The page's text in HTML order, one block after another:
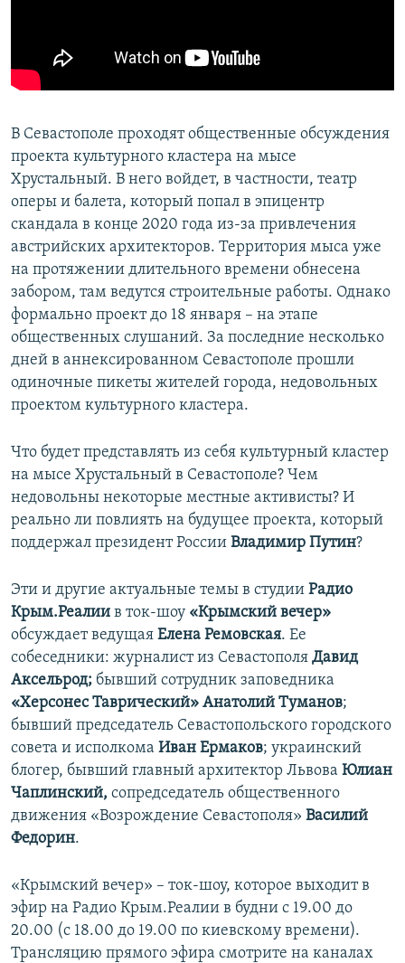
КРЫМ.НЕПОКОРЕННЫЙ
ELIFBE
Все сайты RFE/RL
В Севастополе проходят общественные обсуждения
проекта культурного кластера на мысе
Хрустальный. В него войдет, в частности, театр
оперы и балета, который попал в эпицентр
скандала в конце 2020 года из-за привлечения
австрийских архитекторов. Территория мыса уже
на протяжении длительного времени обнесена
забором, там ведутся строительные работы. Однако
формально проект до 18 января – на этапе
общественных слушаний. За последние несколько
дней в аннексированном Севастополе прошли
одиночные пикеты жителей города, недовольных
проектом культурного кластера.
Что будет представлять из себя культурный кластер
на мысе Хрустальный в Севастополе? Чем
недовольны некоторые местные активисты? И
реально ли повлиять на будущее проекта, который
поддержал президент России Владимир Путин?
Эти и другие актуальные темы в студии Радио
Крым.Реалии в ток-шоу «Крымский вечер»
обсуждает ведущая Елена Ремовская. Ее
собеседники: журналист из Севастополя Давид
Аксельрод; бывший сотрудник заповедника
«Херсонес Таврический» Анатолий Туманов;
бывший председатель Севастопольского городского
совета и исполкома Иван Ермаков; украинский
блогер, бывший главный архитектор Львова Юлиан
Чаплинский, сопредседатель общественного
движения «Возрождение Севастополя» Василий
Федорин.
«Крымский вечер» – ток-шоу, которое выходит в
эфир на Радио Крым.Реалии в будни с 19.00 до
20.00 (с 18.00 до 19.00 по киевскому времени).
Трансляцию прямого эфира смотрите на каналах